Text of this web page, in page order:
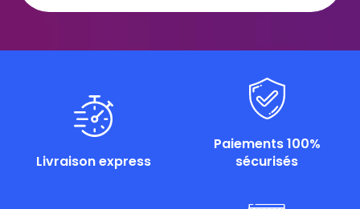
Livraison express
Paiements 100%
sécurisés